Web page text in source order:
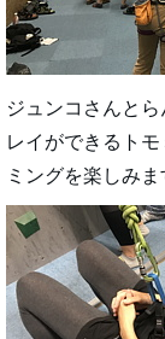
ジュンコさんと
レイができるト
ミングを楽しみま